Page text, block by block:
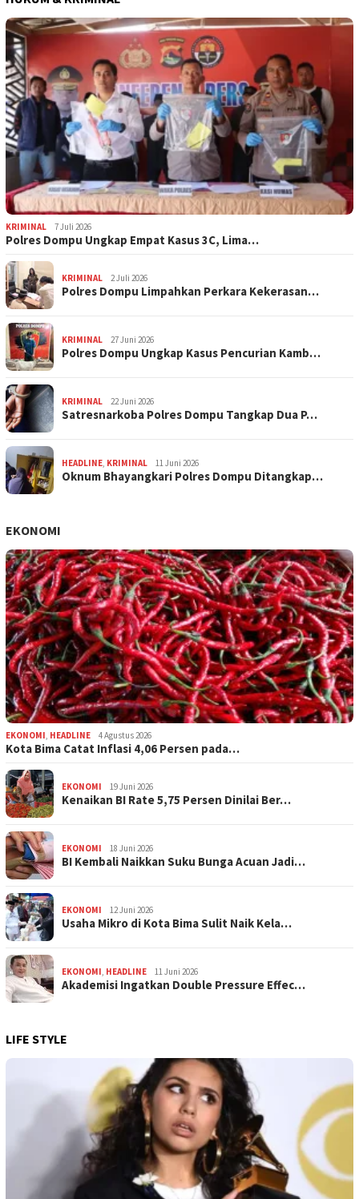
KRIMINAL 7 Juli 2026
Polres Dompu Ungkap Empat Kasus 3C, Lima…
KRIMINAL 2 Juli 2026
Polres Dompu Limpahkan Perkara Kekerasan…
KRIMINAL 27 Juni 2026
Polres Dompu Ungkap Kasus Pencurian Kamb…
KRIMINAL 22 Juni 2026
Satresnarkoba Polres Dompu Tangkap Dua P…
HEADLINE, KRIMINAL 11 Juni 2026
Oknum Bhayangkari Polres Dompu Ditangkap…
EKONOMI
EKONOMI, HEADLINE 4 Agustus 2026
Kota Bima Catat Inflasi 4,06 Persen pada…
EKONOMI 19 Juni 2026
Kenaikan BI Rate 5,75 Persen Dinilai Ber…
EKONOMI 18 Juni 2026
BI Kembali Naikkan Suku Bunga Acuan Jadi…
EKONOMI 12 Juni 2026
Usaha Mikro di Kota Bima Sulit Naik Kela…
EKONOMI, HEADLINE 11 Juni 2026
Akademisi Ingatkan Double Pressure Effec…
LIFE STYLE